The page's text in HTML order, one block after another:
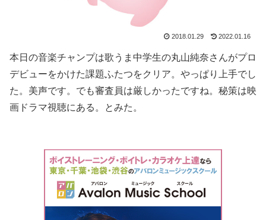
2018.01.29 2022.01.16
本日の音楽チャンプは歌うま中学生の丸山純奈さんがプロ
デビューをかけた課題ふたつをクリア。やっぱり上手でし
た。美声です。でも審査員は厳しかったですね。秘策は映
画ドラマ視聴にある。とみた。